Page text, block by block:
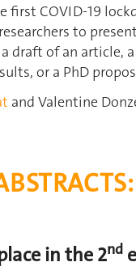
first COVID-19
to
draft of an
or a PhD
and Valentine
in the 2nd